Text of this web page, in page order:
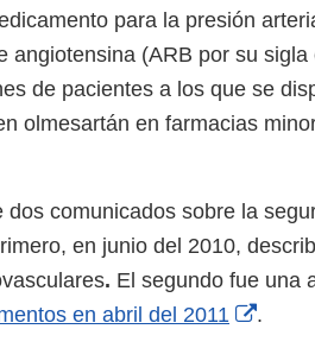
para la presión
angiotensina (ARB por su
de pacientes a los que se
olmesartán en farmacias
dos comunicados sobre la
en junio del 2010,
. El segundo fue una
en abril del 2011
.